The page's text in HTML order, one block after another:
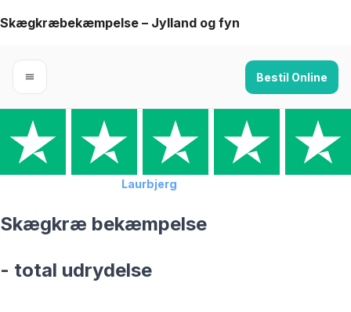
Skip
content
Skægkræbekæmpelse – Jylland og fyn
Bestil Online
Laurbjerg
Skægkræ bekæmpelse
- total udrydelse